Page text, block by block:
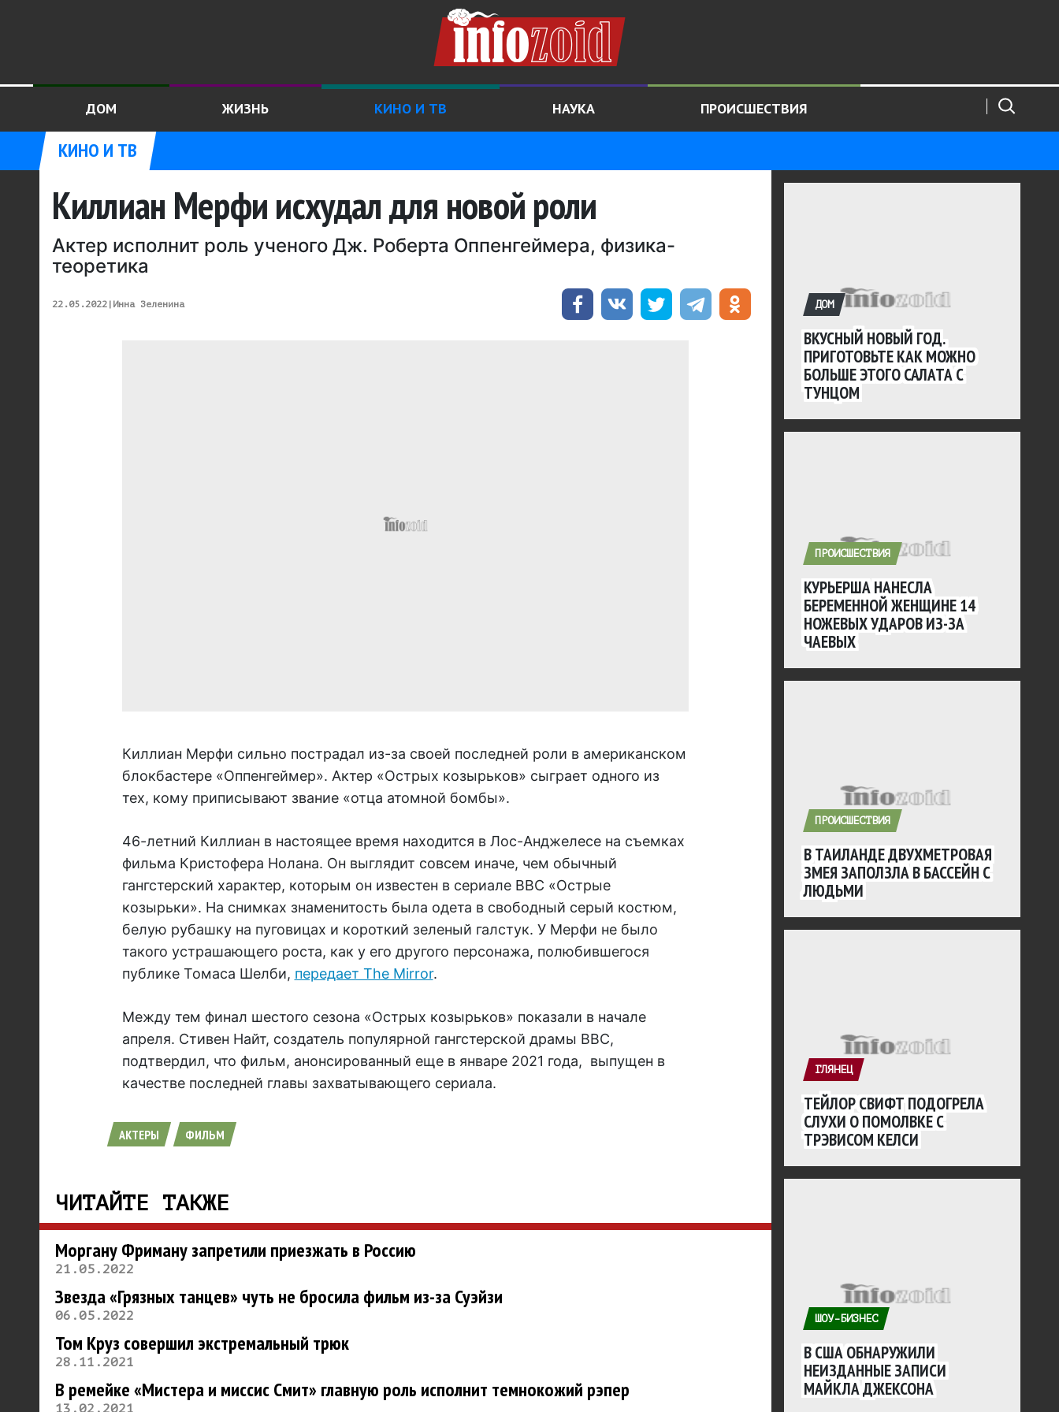
ДОМ ЖИЗНЬ КИНО И ТВ НАУКА ПРОИСШЕСТВИЯ
КИНО И ТВ
Киллиан Мерфи исхудал для новой роли
Актер исполнит роль ученого Дж. Роберта Оппенгеймера, физика-
теоретика
22.05.2022| Инна Зеленина
Киллиан Мерфи сильно пострадал из-за своей последней роли в американском
блокбастере «Оппенгеймер». Актер «Острых козырьков» сыграет одного из
тех, кому приписывают звание «отца атомной бомбы».
46-летний Киллиан в настоящее время находится в Лос-Анджелесе на съемках
фильма Кристофера Нолана. Он выглядит совсем иначе, чем обычный
гангстерский характер, которым он известен в сериале BBC «Острые
козырьки». На снимках знаменитость была одета в свободный серый костюм,
белую рубашку на пуговицах и короткий зеленый галстук. У Мерфи не было
такого устрашающего роста, как у его другого персонажа, полюбившегося
публике Томаса Шелби, передает The Mirror.
Между тем финал шестого сезона «Острых козырьков» показали в начале
апреля. Стивен Найт, создатель популярной гангстерской драмы BBC,
подтвердил, что фильм, анонсированный еще в январе 2021 года, выпущен в
качестве последней главы захватывающего сериала.
АКТЕРЫ ФИЛЬМ
ЧИТАЙТЕ ТАКЖЕ
Моргану Фриману запретили приезжать в Россию
21.05.2022
Звезда «Грязных танцев» чуть не бросила фильм из-за Суэйзи
06.05.2022
Том Круз совершил экстремальный трюк
28.11.2021
В ремейке «Мистера и миссис Смит» главную роль исполнит темнокожий рэпер
13.02.2021
ДОМ
ВКУСНЫЙ НОВЫЙ ГОД.
ПРИГОТОВЬТЕ КАК МОЖНО
БОЛЬШЕ ЭТОГО САЛАТА С
ТУНЦОМ
ПРОИСШЕСТВИЯ
КУРЬЕРША НАНЕСЛА
БЕРЕМЕННОЙ ЖЕНЩИНЕ 14
НОЖЕВЫХ УДАРОВ ИЗ-ЗА
ЧАЕВЫХ
ПРОИСШЕСТВИЯ
В ТАИЛАНДЕ ДВУХМЕТРОВАЯ
ЗМЕЯ ЗАПОЛЗЛА В БАССЕЙН С
ЛЮДЬМИ
ГЛЯНЕЦ
ТЕЙЛОР СВИФТ ПОДОГРЕЛА
СЛУХИ О ПОМОЛВКЕ С
ТРЭВИСОМ КЕЛСИ
ШОУ-БИЗНЕС
В США ОБНАРУЖИЛИ
НЕИЗДАННЫЕ ЗАПИСИ
МАЙКЛА ДЖЕКСОНА